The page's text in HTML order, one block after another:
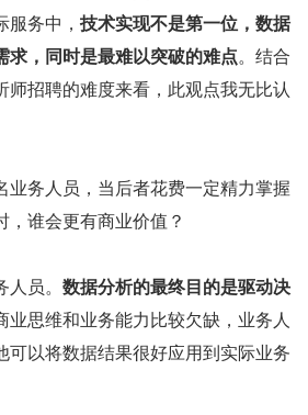
务中， 技术实现不是第一位，数据
求，同时是最难以突破的难点。结合
师招聘的难度来看，此观点我无比认
业务人员，当后者花费一定精力掌握
谁会更有商业价值？
员。 数据分析的最终目的是驱动决
业思维和业务能力比较欠缺，业务人
可以将数据结果很好应用到实际业务